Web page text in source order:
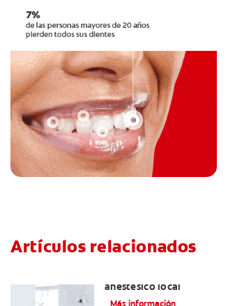
Artículos relacionados
anestésico local